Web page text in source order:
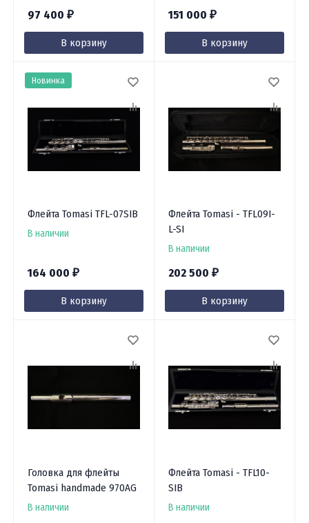
97 400 ₽
В корзину
151 000 ₽
В корзину
Флейта Tomasi TFL-07SIB
В наличии
164 000 ₽
В корзину
Новинка
Флейта Tomasi - TFL09I-
L-SI
В наличии
202 500 ₽
В корзину
Головка для флейты
Tomasi handmade 970AG
В наличии
Флейта Tomasi - TFL10-
SIB
В наличии